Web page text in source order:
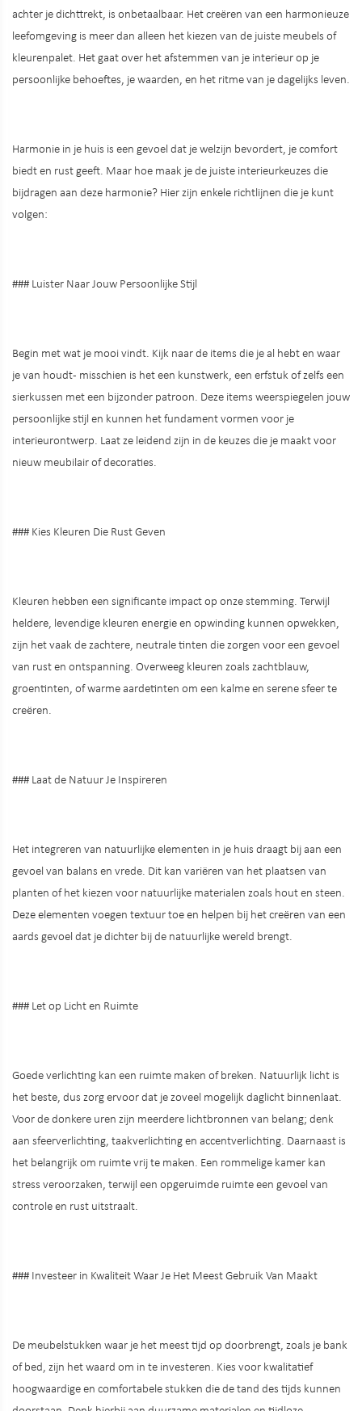
achter je dichttrekt, is onbetaalbaar. Het creëren van een harmonieuze
leefomgeving is meer dan alleen het kiezen van de juiste meubels of
kleurenpalet. Het gaat over het afstemmen van je interieur op je
persoonlijke behoeftes, je waarden, en het ritme van je dagelijks leven.
Harmonie in je huis is een gevoel dat je welzijn bevordert, je comfort
biedt en rust geeft. Maar hoe maak je de juiste interieurkeuzes die
bijdragen aan deze harmonie? Hier zijn enkele richtlijnen die je kunt
volgen:
### Luister Naar Jouw Persoonlijke Stijl
Begin met wat je mooi vindt. Kijk naar de items die je al hebt en waar
je van houdt - misschien is het een kunstwerk, een erfstuk of zelfs een
sierkussen met een bijzonder patroon. Deze items weerspiegelen jouw
persoonlijke stijl en kunnen het fundament vormen voor je
interieurontwerp. Laat ze leidend zijn in de keuzes die je maakt voor
nieuw meubilair of decoraties.
### Kies Kleuren Die Rust Geven
Kleuren hebben een significante impact op onze stemming. Terwijl
heldere, levendige kleuren energie en opwinding kunnen opwekken,
zijn het vaak de zachtere, neutrale tinten die zorgen voor een gevoel
van rust en ontspanning. Overweeg kleuren zoals zachtblauw,
groentinten, of warme aardetinten om een kalme en serene sfeer te
creëren.
### Laat de Natuur Je Inspireren
Het integreren van natuurlijke elementen in je huis draagt bij aan een
gevoel van balans en vrede. Dit kan variëren van het plaatsen van
planten of het kiezen voor natuurlijke materialen zoals hout en steen.
Deze elementen voegen textuur toe en helpen bij het creëren van een
aards gevoel dat je dichter bij de natuurlijke wereld brengt.
### Let op Licht en Ruimte
Goede verlichting kan een ruimte maken of breken. Natuurlijk licht is
het beste, dus zorg ervoor dat je zoveel mogelijk daglicht binnenlaat.
Voor de donkere uren zijn meerdere lichtbronnen van belang; denk
aan sfeerverlichting, taakverlichting en accentverlichting. Daarnaast is
het belangrijk om ruimte vrij te maken. Een rommelige kamer kan
stress veroorzaken, terwijl een opgeruimde ruimte een gevoel van
controle en rust uitstraalt.
### Investeer in Kwaliteit Waar Je Het Meest Gebruik Van Maakt
De meubelstukken waar je het meest tijd op doorbrengt, zoals je bank
of bed, zijn het waard om in te investeren. Kies voor kwalitatief
hoogwaardige en comfortabele stukken die de tand des tijds kunnen